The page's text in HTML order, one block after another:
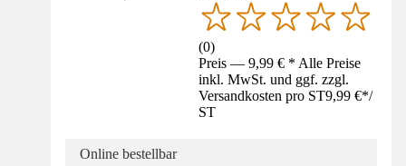
(0)
Preis — 9,99 € * Alle Preise
inkl. MwSt. und ggf. zzgl.
Versandkosten pro ST9,99 €*/
ST
Online bestellbar